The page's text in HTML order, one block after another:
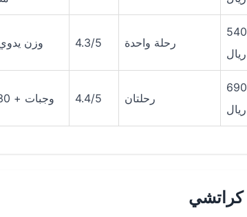
ابتداءً من 540
ريال
رحلة واحدة 4.3/5 وزن
ابتداءً من 690
ريال
رحلتان 4.4/5 وجبات + 30 كجم
كراتشي